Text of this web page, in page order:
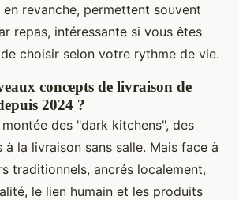
en revanche, permettent souvent
repas, intéressante si vous êtes
choisir selon votre rythme de vie.
concepts de livraison de
2024 ?
des "dark kitchens", des
à la livraison sans salle. Mais face à
traditionnels, ancrés localement,
le lien humain et les produits